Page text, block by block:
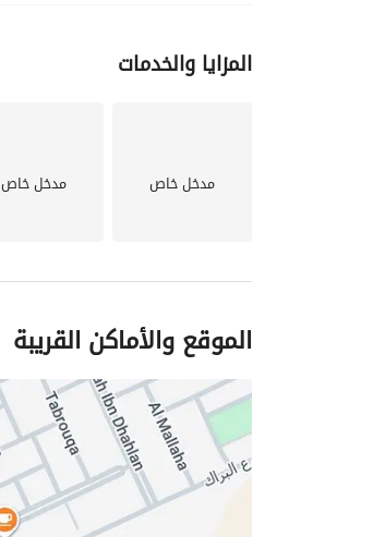
المزايا والخدمات
مدخل خاص مدخل خاص
الموقع والأماكن القريبة